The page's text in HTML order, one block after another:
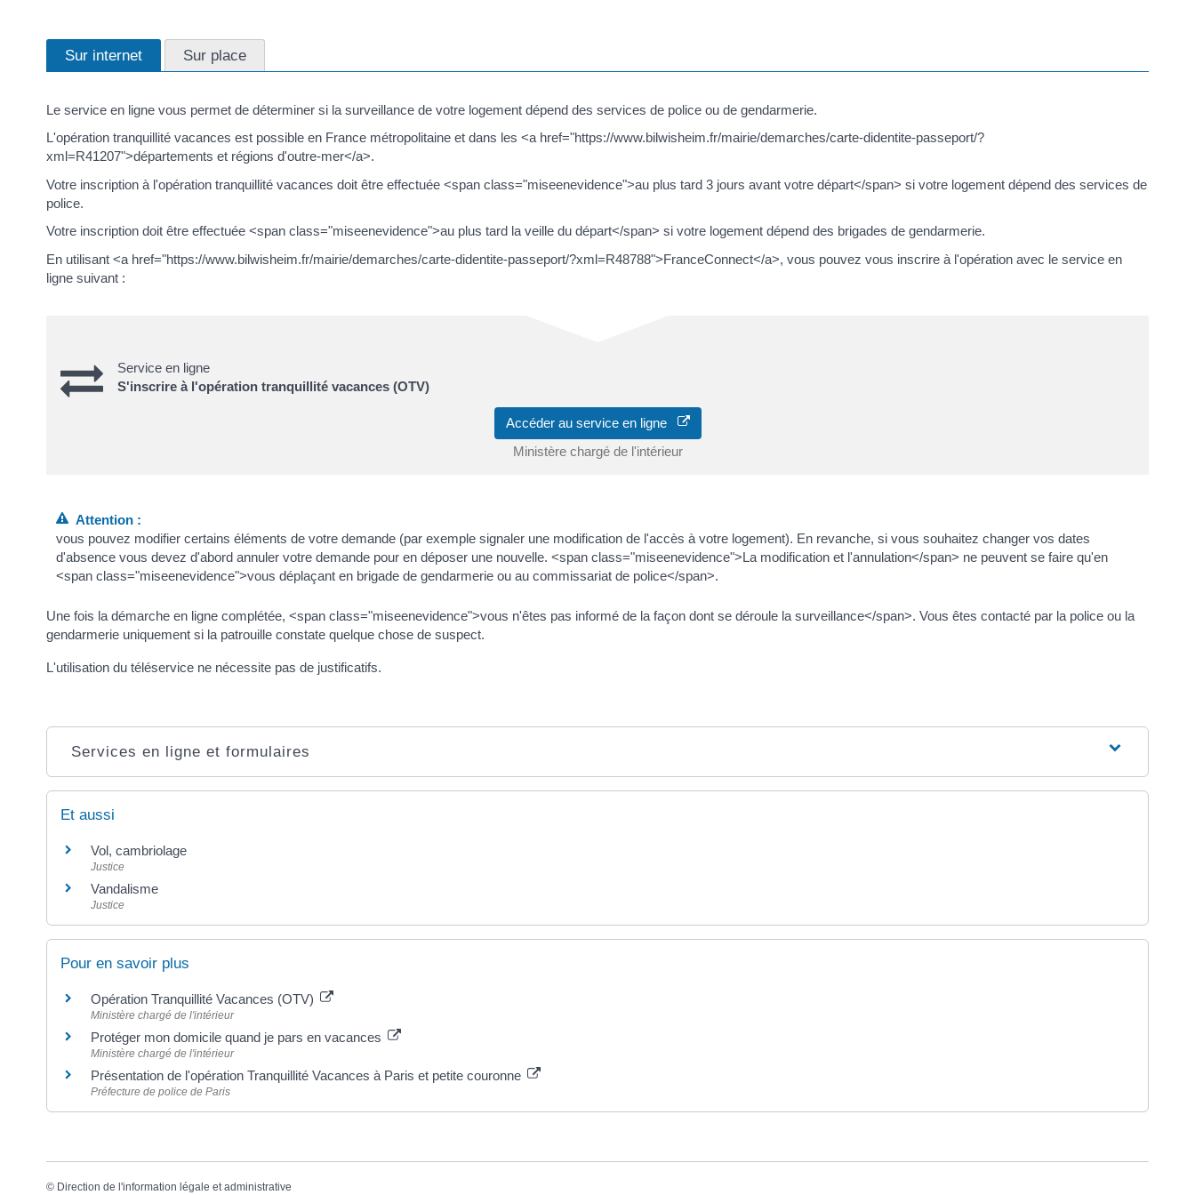
Sur internet Sur place
Le service en ligne vous permet de déterminer si la surveillance de votre logement dépend des services de police ou de gendarmerie.
L'opération tranquillité vacances est possible en France métropolitaine et dans les <a href="https://www.bilwisheim.fr/mairie/demarches/carte-didentite-passeport/?
xml=R41207">départements et régions d'outre-mer</a>.
Votre inscription à l'opération tranquillité vacances doit être effectuée <span class="miseenevidence">au plus tard 3 jours avant votre départ</span> si votre logement dépend des services de
police.
Votre inscription doit être effectuée <span class="miseenevidence">au plus tard la veille du départ</span> si votre logement dépend des brigades de gendarmerie.
En utilisant <a href="https://www.bilwisheim.fr/mairie/demarches/carte-didentite-passeport/?xml=R48788">FranceConnect</a>, vous pouvez vous inscrire à l'opération avec le service en
ligne suivant :
Service en ligne
S'inscrire à l'opération tranquillité vacances (OTV)
Accéder au service en ligne
Ministère chargé de l'intérieur
Attention :
vous pouvez modifier certains éléments de votre demande (par exemple signaler une modification de l'accès à votre logement). En revanche, si vous souhaitez changer vos dates
d'absence vous devez d'abord annuler votre demande pour en déposer une nouvelle. <span class="miseenevidence">La modification et l'annulation</span> ne peuvent se faire qu'en
<span class="miseenevidence">vous déplaçant en brigade de gendarmerie ou au commissariat de police</span>.
Une fois la démarche en ligne complétée, <span class="miseenevidence">vous n'êtes pas informé de la façon dont se déroule la surveillance</span>. Vous êtes contacté par la police ou la
gendarmerie uniquement si la patrouille constate quelque chose de suspect.
L'utilisation du téléservice ne nécessite pas de justificatifs.
Services en ligne et formulaires
Et aussi
Vol, cambriolage
Justice
Vandalisme
Justice
Pour en savoir plus
Opération Tranquillité Vacances (OTV)
Ministère chargé de l'intérieur
Protéger mon domicile quand je pars en vacances
Ministère chargé de l'intérieur
Présentation de l'opération Tranquillité Vacances à Paris et petite couronne
Préfecture de police de Paris
© Direction de l'information légale et administrative